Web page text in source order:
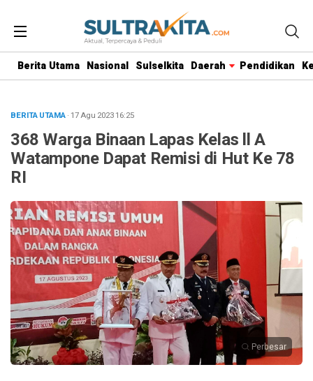
Berita Utama Nasional Sulselkita Daerah Pendidikan
BERITA UTAMA· 17 Agu 202316:25
368 Warga Binaan Lapas Kelas ll A
Watampone Dapat Remisi di Hut Ke 78
RI
Perbesar